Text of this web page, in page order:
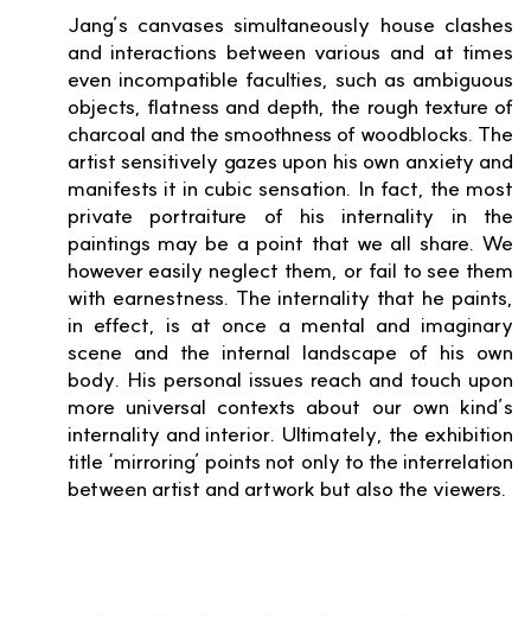
Jang’s canvases simultaneously house clashes
and interactions between various and at times
even incompatible faculties, such as ambiguous
objects, flatness and depth, the rough texture of
charcoal and the smoothness of woodblocks. The
artist sensitively gazes upon his own anxiety and
manifests it in cubic sensation. In fact, the most
private portraiture of his internality in the
paintings may be a point that we all share. We
however easily neglect them, or fail to see them
with earnestness. The internality that he paints,
in effect, is at once a mental and imaginary
scene and the internal landscape of his own
body. His personal issues reach and touch upon
more universal contexts about our own kind’s
internality and interior. Ultimately, the exhibition
title ‘mirroring’ points not only to the interrelation
between artist and artwork but also the viewers.